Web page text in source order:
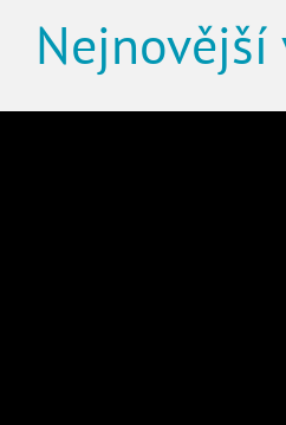
Nejnovější